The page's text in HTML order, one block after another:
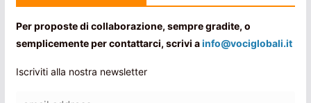
Per proposte di collaborazione, sempre gradite, o
semplicemente per contattarci, scrivi ainfo@vociglobali.it
Iscriviti alla nostra newsletter